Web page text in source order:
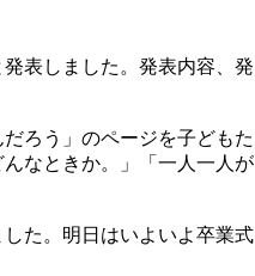
表しました。発表内容、発
ろう」のページを子どもた
なときか。」「一人一人が
た。明日はいよいよ卒業式